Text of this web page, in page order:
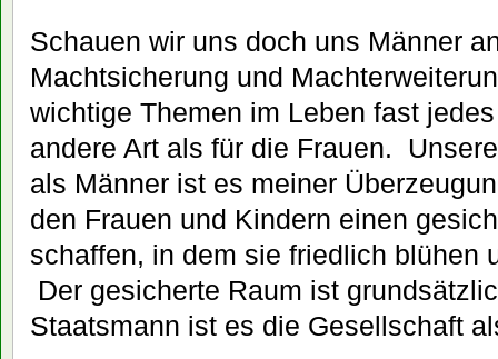
Schauen wir uns doch uns Männer
Machtsicherung und
wichtige Themen im Leben fast
andere Art als für die Frauen.
als Männer ist es meiner
den Frauen und Kindern einen
schaffen, in dem sie friedlich blühen
Der gesicherte Raum ist
Staatsmann ist es die Gesellschaft